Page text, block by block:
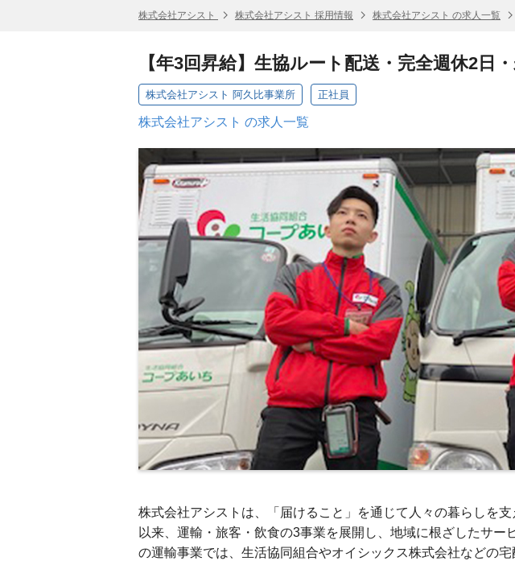
株式会社アシスト 株式会社アシスト 採用情報 株式会社アシスト の求人一覧
【年3回昇給】生協ルート配送・完全週休2日
株式会社アシスト 阿久比事業所 正社員
株式会社アシスト の求人一覧
株式会社アシストは、「届けること」を通じて人々の暮らしを
以来、運輸・旅客・飲食の3事業を展開し、地域に根ざしたサー
の運輸事業では、生活協同組合やオイシックス株式会社などの